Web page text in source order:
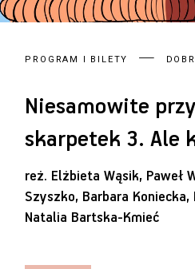
PROGRAM I BILETY
Niesamowite
skarpetek 3. Ale
reż. Elżbieta Wąsik, Paweł
Szyszko, Barbara
Natalia Bartska-Kmieć